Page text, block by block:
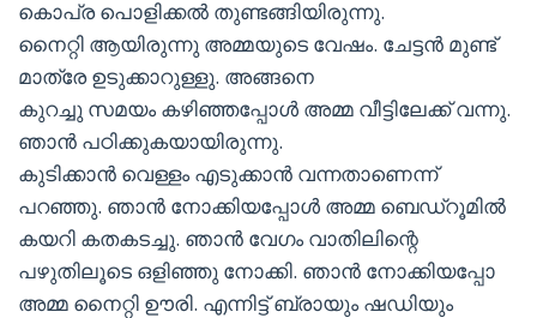
കൊപ്ര പൊളിക്കൽ തുണ്ടങ്ങിയിരുന്നു.
നൈറ്റി ആയിരുന്നു അമ്മയുടെ വേഷം. ചേട്ടൻ മുണ്ട്
മാത്രേ ഉടുക്കാറുള്ളു. അങ്ങനെ
കുറച്ചു സമയം കഴിഞ്ഞപ്പോൾ അമ്മ വീട്ടിലേക്ക് വന്നു.
ഞാൻ പഠിക്കുകയായിരുന്നു.
കുടിക്കാൻ വെള്ളം എടുക്കാൻ വന്നതാണെന്ന്
പറഞ്ഞു. ഞാൻ നോക്കിയപ്പോൾ അമ്മ ബെഡ്‌റൂമിൽ
കയറി കതകടച്ചു. ഞാൻ വേഗം വാതിലിന്റെ
പഴുതിലൂടെ ഒളിഞ്ഞു നോക്കി. ഞാൻ നോക്കിയപ്പോ
അമ്മ നൈറ്റി ഊരി. എന്നിട്ട് ബ്രായും ഷഡിയും